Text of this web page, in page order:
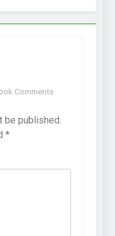
Comments
be published.
*